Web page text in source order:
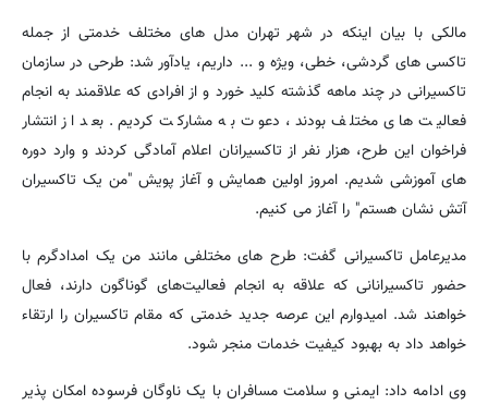
مالکی با بیان اینکه در شهر تهران مدل های مختلف خدمتی از جمله
تاکسی های گردشی، خطی، ویژه و ... داریم، یادآور شد: طرحی در سازمان
تاکسیرانی در چند ماهه گذشته کلید خورد و از افرادی که علاقمند به انجام
فعالیت های مختلف بودند، دعوت به مشارکت کردیم. بعد از انتشار
فراخوان این طرح، هزار نفر از تاکسیرانان اعلام آمادگی کردند و وارد دوره
های آموزشی شدیم. امروز اولین همایش و آغاز پویش "من یک تاکسیران
آتش نشان هستم" را آغاز می کنیم.
مدیرعامل تاکسیرانی گفت: طرح های مختلفی مانند من یک امدادگرم با
حضور تاکسیرانانی که علاقه به انجام فعالیت‌های گوناگون دارند، فعال
خواهند شد. امیدوارم این عرصه جدید خدمتی که مقام تاکسیران را ارتقاء
خواهد داد به بهبود کیفیت خدمات منجر شود.
وی ادامه داد: ایمنی و سلامت مسافران با یک ناوگان فرسوده امکان پذیر